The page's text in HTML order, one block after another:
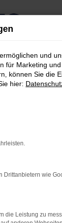
und
für Marketing
können Sie die
hier:
Drittanbietern wie
die Leistung zu